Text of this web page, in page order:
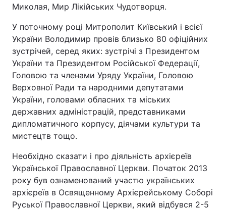
Миколая, Мир Лікійських Чудотворця.
У поточному році Митрополит Київський і всієї
України Володимир провів близько 80 офіційних
зустрічей, серед яких: зустрічі з Президентом
України та Президентом Російської Федерації,
Головою та членами Уряду України, Головою
Верховної Ради та народними депутатами
України, головами обласних та міських
державних адміністрацій, представниками
дипломатичного корпусу, діячами культури та
мистецтв тощо.
Необхідно сказати і про діяльність архієреїв
Української Православної Церкви. Початок 2013
року був ознаменований участю українських
архієреїв в Освященному Архієрейському Соборі
Руської Православної Церкви, який відбувся 2-5